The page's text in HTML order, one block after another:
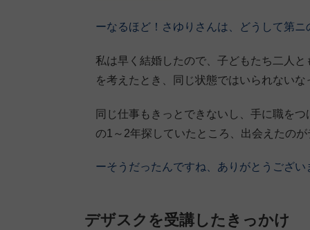
ーなるほど！さゆりさんは、どうして第
私は早く結婚したので、子どもたち二人
を考えたとき、同じ状態ではいられない
同じ仕事もきっとできないし、手に職を
の1～2年探していたところ、出会えたの
ーそうだったんですね、ありがとうござい
デザスクを受講したきっかけ